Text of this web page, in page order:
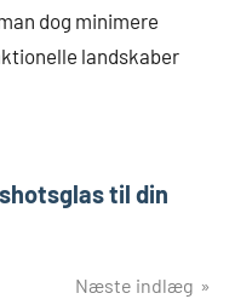
dog minimere
landskaber
til din
Næste indlæg